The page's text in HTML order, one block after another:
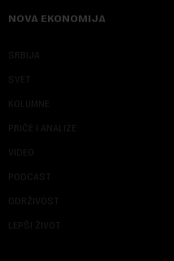
NOVA EKONOMIJA
SRBIJA
SVET
KOLUMNE
PRIČE I ANALIZE
VIDEO
PODCAST
ODRŽIVOST
LEPŠI ŽIVOT